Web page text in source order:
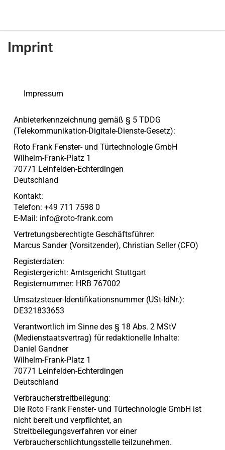
Imprint
Impressum
Anbieterkennzeichnung gemäß § 5 TDDG
(Telekommunikation-Digitale-Dienste-Gesetz):
Roto Frank Fenster- und Türtechnologie GmbH
Wilhelm-Frank-Platz 1
70771 Leinfelden-Echterdingen
Deutschland
Kontakt:
Telefon: +49 711 7598 0
E-Mail: info@roto-frank.com
Vertretungsberechtigte Geschäftsführer:
Marcus Sander (Vorsitzender), Christian Seller (CFO)
Registerdaten:
Registergericht: Amtsgericht Stuttgart
Registernummer: HRB 767002
Umsatzsteuer-Identifikationsnummer (USt-IdNr.):
DE321833653
Verantwortlich im Sinne des § 18 Abs. 2 MStV
(Medienstaatsvertrag) für redaktionelle Inhalte:
Daniel Gandner
Wilhelm-Frank-Platz 1
70771 Leinfelden-Echterdingen
Deutschland
Verbraucherstreitbeilegung:
Die Roto Frank Fenster- und Türtechnologie GmbH ist
nicht bereit und verpflichtet, an
Streitbeilegungsverfahren vor einer
Verbraucherschlichtungsstelle teilzunehmen.